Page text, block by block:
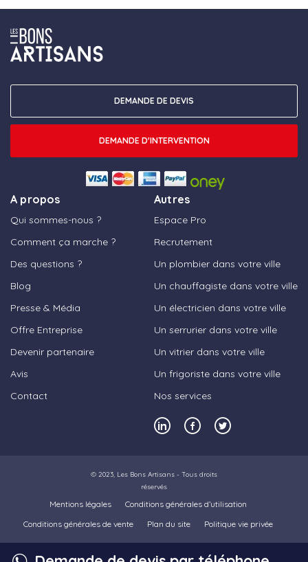
A propos
Qui sommes-nous ?
Comment ça marche ?
Des questions ?
Blog
Presse & Média
Offre Entreprise
Devenir partenaire
Avis
Contact
Autres
Espace Pro
Recrutement
Un plombier dans votre ville
Un chauffagiste dans votre ville
Un électricien dans votre ville
Un serrurier dans votre ville
Un vitrier dans votre ville
Un frigoriste dans votre ville
Nos services
DEMANDE DE DEVIS
DEMANDE D'INTERVENTION
© 2023, Les Bons Artisans - Tous droits
réservés
Mentions légales
Conditions générales d’utilisation
Conditions générales de vente
Plan du site Politique vie privée